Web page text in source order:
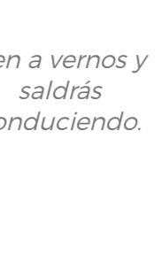
y